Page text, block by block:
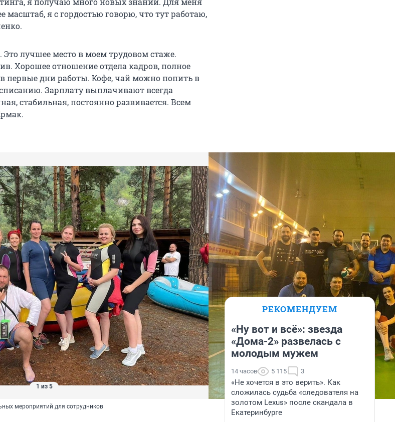
я с гордостью говорю, что тут работаю,
лучшее место в моем трудовом стаже.
Хорошее отношение отдела кадров, полное
первые дни работы. Кофе, чай можно попить в
Зарплату выплачивают всегда
стабильная, постоянно развивается. Всем
1 из 5
мероприятий для сотрудников
РЕКОМЕНДУЕМ
«Ну вот и всё»: звезда
«Дома-2» развелась с
молодым мужем
14 часов 5 115 3
«Не хочется в это верить». Как
сложилась судьба «следователя на
золотом Lexus» после скандала в
Екатеринбурге